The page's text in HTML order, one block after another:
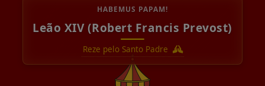
HABEMUS PAPAM!
Leão XIV (Robert Francis Prevost)
Reze pelo Santo Padre